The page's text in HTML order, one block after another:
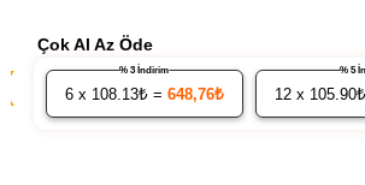
Çok Al Az Öde
6x 108.13₺ = 648,76₺
% 3 İndirim
12x